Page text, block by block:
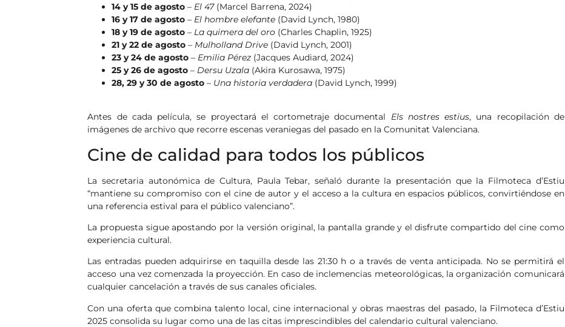
14 y 15 de agosto – El 47(Marcel Barrena, 2024)
16 y 17 de agosto – El hombre elefante (David Lynch, 1980)
18 y 19 de agosto – La quimera del oro (Charles Chaplin, 1925)
21 y 22 de agosto – Mulholland Drive (David Lynch, 2001)
23 y 24 de agosto – Emilia Pérez (Jacques Audiard, 2024)
25 y 26 de agosto – Dersu Uzala (Akira Kurosawa, 1975)
28, 29 y 30 de agosto – Una historia verdadera (David Lynch, 1999)
Antes de cada película, se proyectará el cortometraje documental Els nostres estius, una recopilación de
imágenes de archivo que recorre escenas veraniegas del pasado en la Comunitat Valenciana.
Cine de calidad para todos los públicos
La secretaria autonómica de Cultura, Paula Tebar, señaló durante la presentación que la Filmoteca d’Estiu
“mantiene su compromiso con el cine de autor y el acceso a la cultura en espacios públicos, convirtiéndose en
una referencia estival para el público valenciano”.
La propuesta sigue apostando por la versión original, la pantalla grande y el disfrute compartido del cine como
experiencia cultural.
Las entradas pueden adquirirse en taquilla desde las 21:30 h o a través de venta anticipada. No se permitirá el
acceso una vez comenzada la proyección. En caso de inclemencias meteorológicas, la organización comunicará
cualquier cancelación a través de sus canales oficiales.
Con una oferta que combina talento local, cine internacional y obras maestras del pasado, la Filmoteca d’Estiu
2025 consolida su lugar como una de las citas imprescindibles del calendario cultural valenciano.